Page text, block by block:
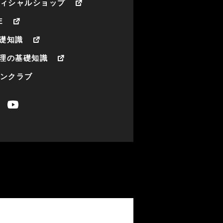
シャルショップ
知識
の基礎知識
クラブ